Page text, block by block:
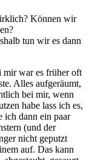
Können wir
tun wir es dann
mir war es früher oft
Alles aufgeräumt,
bei mir, wenn
habe lass ich es,
ich dann ein paar
(und der
nicht geputzt
auf. Das kann